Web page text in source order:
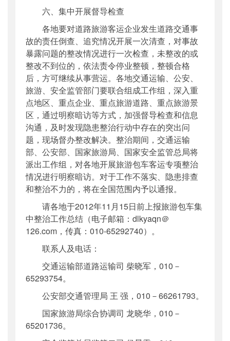
六、集中开展督导检查
各地要对道路旅游客运企业发生道路交通事
故的责任倒查、追究情况开展一次清查，对事故
暴露问题的整改情况进行一次检查，未整改的或
整改不到位的，依法责令停业整顿，整顿合格
后，方可继续从事营运。各地交通运输、公安、
旅游、安全监管部门要联合组成工作组，深入重
点地区、重点企业、重点旅游道路、重点旅游景
区，通过明察暗访等方式，加强督导检查和信息
沟通，及时发现隐患整治行动中存在的突出问
题，现场督办整改解决。整治期间，交通运输
部、公安部、国家旅游局、国家安全监管总局将
派出工作组，对各地开展旅游包车客运专项整治
情况进行明察暗访。对于工作不落实、隐患排查
和整治不力的，将在全国范围内予以通报。
请各地于2012年11月15日前上报旅游包车集
中整治工作总结（电子邮箱：dlkyaqn＠
126.com，传真：010-65292740）。
联系人及电话：
交通运输部道路运输司 柴晓军，010－
65293754。
公安部交通管理局 王 强，010－66261793。
国家旅游局综合协调司 龙晓华，010－
65201736。